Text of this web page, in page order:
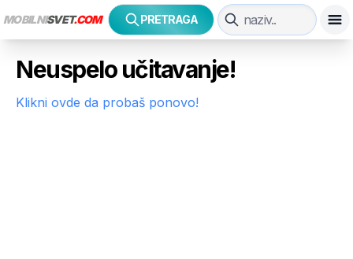
MOBILNISVET.COM PRETRAGA
Neuspelo učitavanje!
Klikni ovde da probaš ponovo!